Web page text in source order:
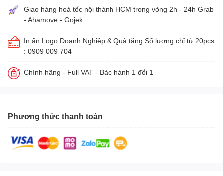
Giao hàng hoả tốc nội thành HCM trong vòng 2h - 24h Grab
- Ahamove - Gojek
In ấn Logo Doanh Nghiệp & Quà tặng Số lượng chỉ từ 20pcs
: 0909 009 704
Chính hãng - Full VAT - Bảo hành 1 đổi 1
Phương thức thanh toán